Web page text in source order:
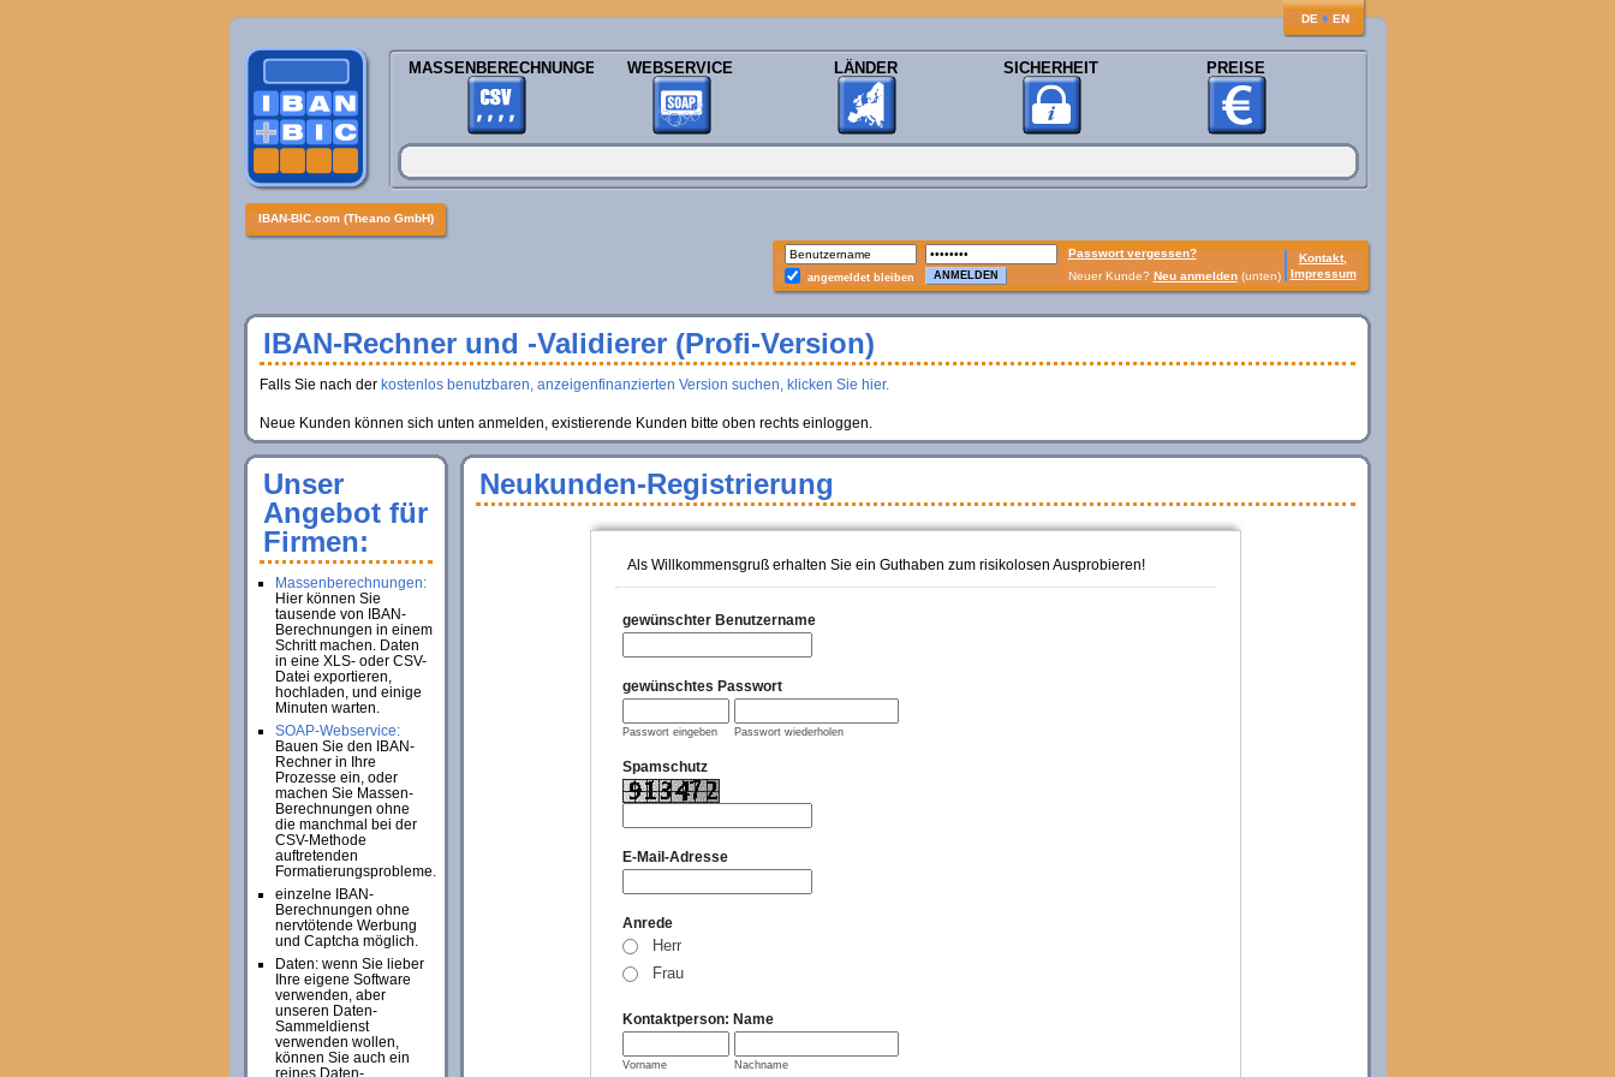
DE ♦ EN
MASSENBERECHNUNGEN WEBSERVICE LÄNDER SICHERHEIT PREISE
IBAN-BIC.com (Theano GmbH)
Passwort vergessen?
Kontakt,
Impressum
angemeldet bleiben Neuer Kunde? Neu anmelden(unten)
IBAN-Rechner und -Validierer (Profi-Version)
Falls Sie nach der kostenlos benutzbaren, anzeigenfinanzierten Version suchen, klicken Sie hier.
Neue Kunden können sich unten anmelden, existierende Kunden bitte oben rechts einloggen.
Neukunden-Registrierung
Als Willkommensgruß erhalten Sie ein Guthaben zum risikolosen Ausprobieren!
gewünschter Benutzername
gewünschtes Passwort
Passwort eingeben Passwort wiederholen
Spamschutz
E-Mail-Adresse
Anrede
Herr
Frau
Kontaktperson: Name
Vorname Nachname
Unser
Angebot für
Firmen:
Massenberechnungen:
Hier können Sie
tausende von IBAN-
Berechnungen in einem
Schritt machen. Daten
in eine XLS- oder CSV-
Datei exportieren,
hochladen, und einige
Minuten warten.
SOAP-Webservice:
Bauen Sie den IBAN-
Rechner in Ihre
Prozesse ein, oder
machen Sie Massen-
Berechnungen ohne
die manchmal bei der
CSV-Methode
auftretenden
Formatierungsprobleme.
einzelne IBAN-
Berechnungen ohne
nervtötende Werbung
und Captcha möglich.
Daten: wenn Sie lieber
Ihre eigene Software
verwenden, aber
unseren Daten-
Sammeldienst
verwenden wollen,
können Sie auch ein
reines Daten-